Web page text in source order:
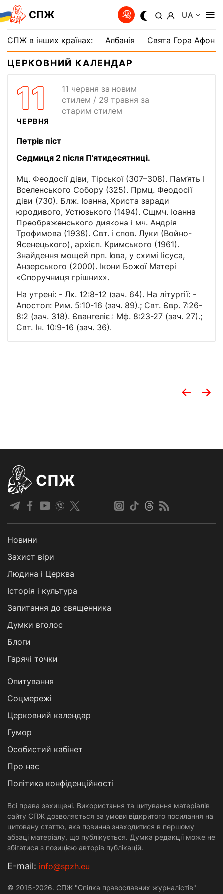
СПЖ UA
СПЖ в інших країнах: Албанія Свята Гора Афон
ЦЕРКОВНИЙ КАЛЕНДАР
11
ЧЕРВНЯ
11 червня за новим
стилем / 29 травня за
старим стилем
Петрів піст
Cедмиця 2 після П’ятидесятниці.
Мц. Феодосії діви, Тірської (307–308). Пам’ять I
Вселенського Собору (325). Прмц. Феодосії
діви (730). Блж. Іоанна, Христа заради
юродивого, Устюзького (1494). Сщмч. Іоанна
Преображенського диякона і мч. Андрія
Трофимова (1938). Свт. і спов. Луки (Войно-
Ясенецького), архієп. Кримського (1961).
Знайдення мощей прп. Іова, у схимі Іісуса,
Анзерського (2000). Ікони Божої Матері
«Споручниця грішних».
На утрені: - Лк. 12:8-12 (зач. 64). На літургії: -
Апостол: Рим. 5:10-16 (зач. 89).; Свт. Євр. 7:26-
8:2 (зач. 318). Євангеліє.: Мф. 8:23-27 (зач. 27).;
Свт. Ін. 10:9-16 (зач. 36).
СПЖ
Новини
Захист віри
Людина і Церква
Історія і культура
Запитання до священника
Думки вголос
Блоги
Гарячі точки
Опитування
Соцмережі
Церковний календар
Гумор
Особистий кабінет
Про нас
Політика конфіденційності
Всі права захищені. Використання та цитування матеріалів
сайту СПЖ дозволяється за умови відкритого посилання на
цитовану статтю, яка повинна знаходитися в першому
абзаці матеріалу, що публікується. Думка редакції може не
збігатися з позицією авторів публікацій.
Е-mail: info@spzh.eu
© 2015-2026. СПЖ "Спілка православних журналістів"